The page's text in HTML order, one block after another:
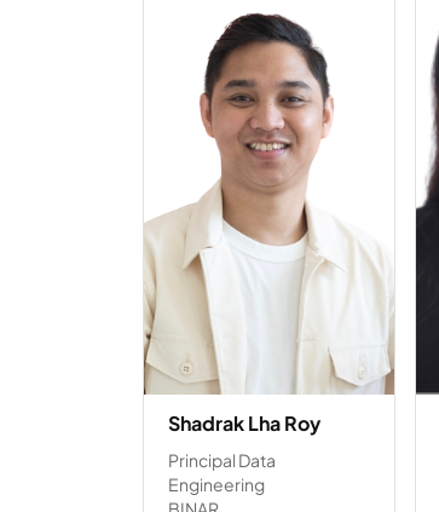
Shadrak Lha Roy
Principal Data
Engineering